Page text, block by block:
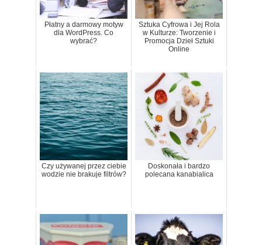
Płatny a darmowy motyw
dla WordPress. Co
wybrać?
Sztuka Cyfrowa i Jej Rola
w Kulturze: Tworzenie i
Promocja Dzieł Sztuki
Online
Czy używanej przez ciebie
wodzie nie brakuje filtrów?
Doskonała i bardzo
polecana kanabialica